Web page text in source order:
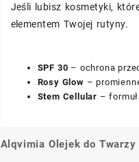
Jeśli lubisz kosmetyki,
elementem Twojej rutyny.
SPF 30 – ochrona
Rosy Glow –
Stem Cellular –
Nawigacja
Alqvimia Olejek do Twarzy